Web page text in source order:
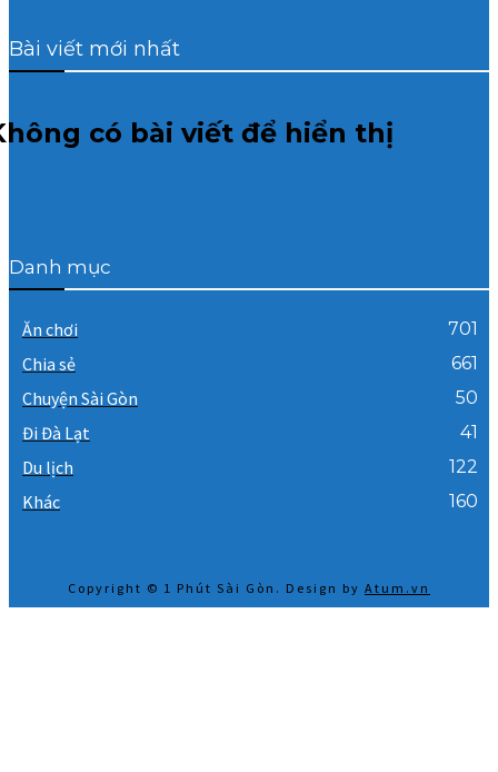
Bài viết mới nhất
có bài viết để hiển thị
Danh mục
Ăn chơi 701
Chia sẻ 661
Chuyện Sài Gòn 50
Đi Đà Lạt 41
Du lịch 122
Khác 160
Copyright © 1 Phút Sài Gòn. Design by Atum.vn